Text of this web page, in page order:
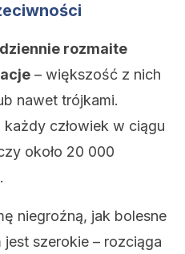
rozmaite
– większość z nich
nawet trójkami.
człowiek w ciągu
około 20 000
niegroźną, jak bolesne
szerokie – rozciąga